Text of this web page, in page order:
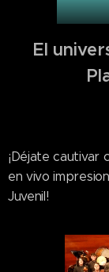
El
¡Déjate cautivar
en vivo
Juvenil!